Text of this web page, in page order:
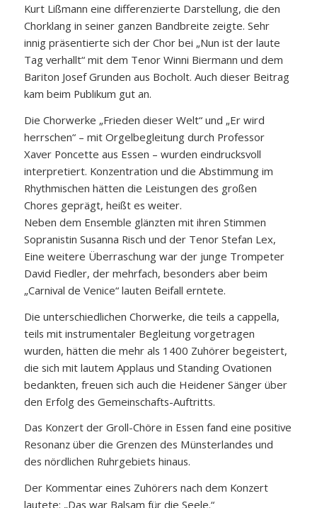
Kurt Lißmann eine differenzierte Darstellung, die den
Chorklang in seiner ganzen Bandbreite zeigte. Sehr
innig präsentierte sich der Chor bei „Nun ist der laute
Tag verhallt“ mit dem Tenor Winni Biermann und dem
Bariton Josef Grunden aus Bocholt. Auch dieser Beitrag
kam beim Publikum gut an.
Die Chorwerke „Frieden dieser Welt“ und „Er wird
herrschen“ – mit Orgelbegleitung durch Professor
Xaver Poncette aus Essen – wurden eindrucksvoll
interpretiert. Konzentration und die Abstimmung im
Rhythmischen hätten die Leistungen des großen
Chores geprägt, heißt es weiter.
Neben dem Ensemble glänzten mit ihren Stimmen
Sopranistin Susanna Risch und der Tenor Stefan Lex,
Eine weitere Überraschung war der junge Trompeter
David Fiedler, der mehrfach, besonders aber beim
„Carnival de Venice“ lauten Beifall erntete.
Die unterschiedlichen Chorwerke, die teils a cappella,
teils mit instrumentaler Begleitung vorgetragen
wurden, hätten die mehr als 1400 Zuhörer begeistert,
die sich mit lautem Applaus und Standing Ovationen
bedankten, freuen sich auch die Heidener Sänger über
den Erfolg des Gemeinschafts-Auftritts.
Das Konzert der Groll-Chöre in Essen fand eine positive
Resonanz über die Grenzen des Münsterlandes und
des nördlichen Ruhrgebiets hinaus.
Der Kommentar eines Zuhörers nach dem Konzert
lautete: „Das war Balsam für die Seele.“